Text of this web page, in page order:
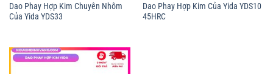
Dao Phay Hợp Kim Chuyên Nhôm
Của Yida YDS33
Dao Phay Hợp Kim Của Yida YDS10
45HRC